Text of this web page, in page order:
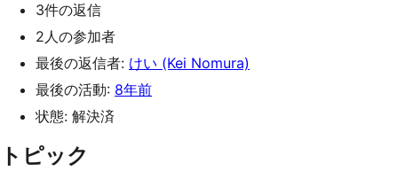
3件の返信
2人の参加者
最後の返信者: けい (Kei Nomura)
最後の活動: 8年前
状態: 解決済
トピック